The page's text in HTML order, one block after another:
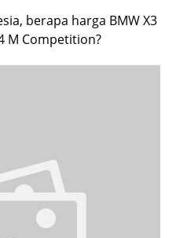
berapa harga BMW X3
M Competition?